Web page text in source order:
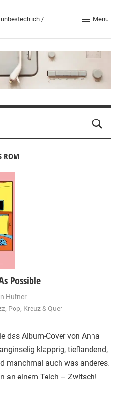
/
Menu
ROM
Possible
Hufner
, Pop, Kreuz & Quer
das Album-Cover von Anna
klapprig, tieflandend,
manchmal auch was anderes,
an einem Teich – Zwitsch!